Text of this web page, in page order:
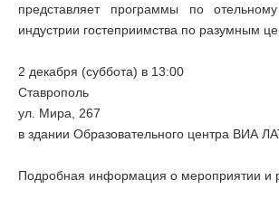
представляет программы по
индустрии гостеприимства по разумным
2 декабря (суббота) в 13:00
Ставрополь
ул. Мира, 267
в здании Образовательного центра ВИА
Подробная информация о мероприятии и